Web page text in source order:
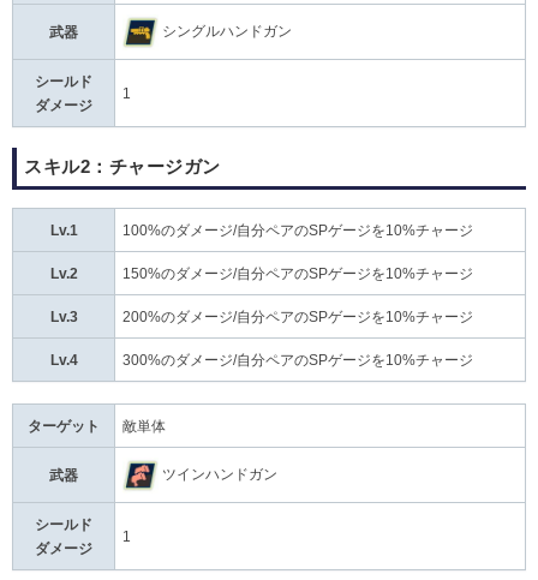
武器 シングルハンドガン
シールド
ダメージ
1
スキル2：チャージガン
Lv.1 100%のダメージ/自分ペアのSPゲージを10%チャージ
Lv.2 150%のダメージ/自分ペアのSPゲージを10%チャージ
Lv.3 200%のダメージ/自分ペアのSPゲージを10%チャージ
Lv.4 300%のダメージ/自分ペアのSPゲージを10%チャージ
ターゲット 敵単体
武器 ツインハンドガン
シールド
ダメージ
1